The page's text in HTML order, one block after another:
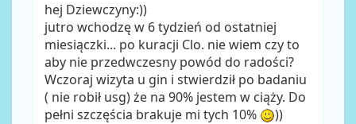
hej Dziewczyny:))
jutro wchodzę w 6 tydzień od ostatniej
miesiączki... po kuracji Clo. nie wiem czy to
aby nie przedwczesny powód do radości?
Wczoraj wizyta u gin i stwierdził po badaniu
( nie robił usg) że na 90% jestem w ciąży. Do
pełni szczęścia brakuje mi tych 10%
))